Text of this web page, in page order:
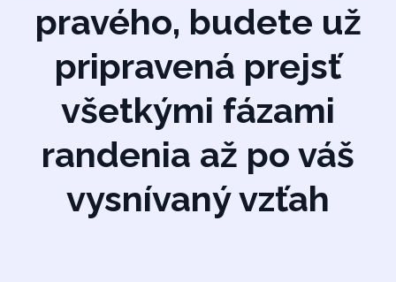
pravého, budete už
pripravená prejsť
všetkými fázami
randenia až po váš
vysnívaný vzťah